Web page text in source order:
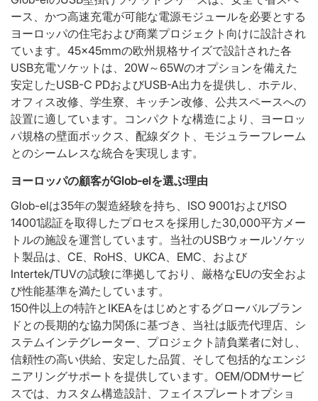
ース、かつ高速充電が可能な電源モジュールを必要とする
ヨーロッパの住宅および商業プロジェクト向けに設計され
ています。45×45mmの欧州規格サイズで設計された各
USB充電ソケットは、20W～65Wのオプションを備えた
安定したUSB-C PDおよびUSB-A出力を提供し、ホテル、
オフィス改修、学生寮、キッチン改修、公共スペースへの
設置に適しています。コンパクトな構造により、ヨーロッ
パ規格の壁面ボックス、配線ダクト、モジュラーフレーム
とのシームレスな統合を実現します。
ヨーロッパの顧客がGlob-elを選ぶ理由
Glob-elは35年の製造経験を持ち、ISO 9001およびISO
14001認証を取得したプロセスを採用した30,000平方メー
トルの施設を運営しています。当社のUSBウォールソケッ
ト製品は、CE、RoHS、UKCA、EMC、および
Intertek/TUVの試験に準拠しており、厳格なEUの安全およ
び性能基準を満たしています。
150件以上の特許とIKEAをはじめとするグローバルブラン
ドとの長期的な協力関係に基づき、当社は販売代理店、シ
ステムインテグレーター、プロジェクト請負業者に対し、
信頼性の高い供給、安定した品質、そして包括的なエンジ
ニアリングサポートを提供しています。OEM/ODMサービ
スでは、カスタム構造設計、フェイスプレートオプショ